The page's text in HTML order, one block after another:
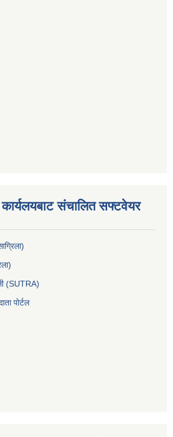
कार्यलयबाट संचालित सफ्टवेयर
(SUTRA)
पोर्टल